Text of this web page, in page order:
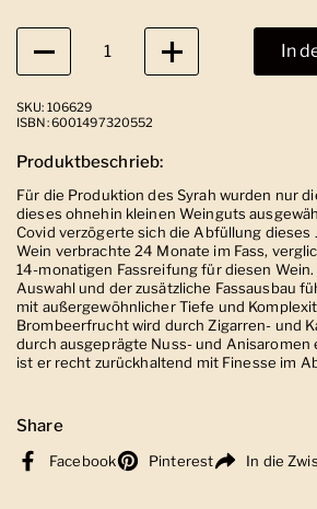
Anzahl
In
SKU: 106629
ISBN: 6001497320552
Produktbeschrieb:
Für die Produktion des Syrah wurden nur
dieses ohnehin kleinen Weinguts
Covid verzögerte sich die Abfüllung dieses
Wein verbrachte 24 Monate im Fass,
14-monatigen Fassreifung für diesen
Auswahl und der zusätzliche Fassausbau
mit außergewöhnlicher Tiefe und
Brombeerfrucht wird durch Zigarren- und
durch ausgeprägte Nuss- und Anisaromen
ist er recht zurückhaltend mit Finesse im
Share
Facebook Pinterest In die